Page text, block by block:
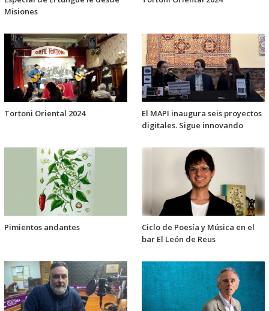
Misiones
Tortoni Oriental 2024
El MAPI inaugura seis proyectos
digitales. Sigue innovando
Pimientos andantes
Ciclo de Poesía y Música en el
bar El León de Reus